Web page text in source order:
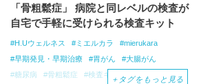
「骨粗鬆症」 病院と同レベルの検査が
自宅で手軽に受けられる検査キット
H.Uウェルネス ミエルカラ
mierukara
早期発見・早期治療
胃がん
大腸がん
糖尿病
骨粗鬆症
検査キット
＋ タグをもっと見る